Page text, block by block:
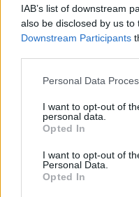
IAB’s list of downstream
also be disclosed by us to
Downstream Participants
Personal Data
I want to opt-out of
personal data.
Opted In
I want to opt-out of
Personal Data.
Opted In
21:36
Από τη Νέα Αλικαρνασσό
κοντά σε αγωγό
Τραγωδία στην
έπεσε σε πηγάδι